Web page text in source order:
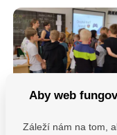
Aby web
Záleží nám na tom,